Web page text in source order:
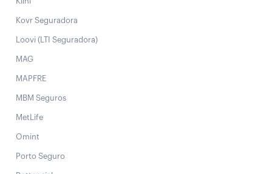
Kovr Seguradora
Loovi (LTI Seguradora)
MAG
MAPFRE
MBM Seguros
MetLife
Omint
Porto Seguro